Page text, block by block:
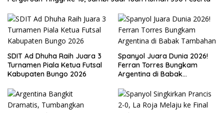
SDIT Ad Dhuha Raih Juara 3
Turnamen Piala Ketua Futsal
Kabupaten Bungo 2026
Spanyol Juara Dunia 2026!
Ferran Torres Bungkam
Argentina di Babak